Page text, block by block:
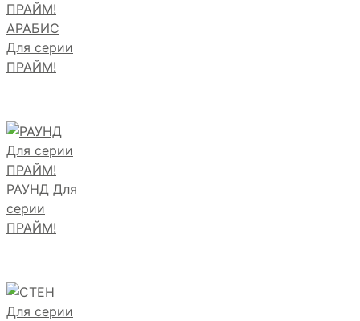
АРАБИС
Для серии
ПРАЙМ!
РАУНД Для
серии
ПРАЙМ!